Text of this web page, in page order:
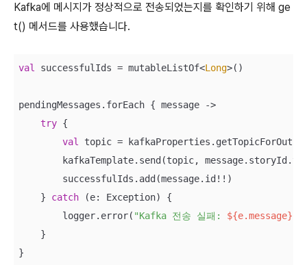
Kafka에 메시지가 정상적으로 전송되었는지를 확인하기 위해 ge
t() 메서드를 사용했습니다.
val successfulIds = mutableListOf<Long>()
pendingMessages.forEach { message ->
try {
val
topic =
kafkaTemplate.send(topic,
        successfulIds.add(message.id!!)
    }
catch (e: Exception) {
        logger.error(
"Kafka 전송 실패: ${e.message}
    }
}